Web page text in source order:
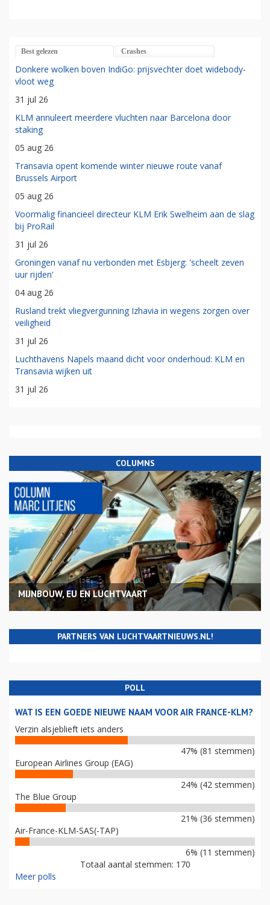
Best gelezen Crashes
Donkere wolken boven IndiGo: prijsvechter doet widebody-
vloot weg
31 jul 26
KLM annuleert meerdere vluchten naar Barcelona door
staking
05 aug 26
Transavia opent komende winter nieuwe route vanaf
Brussels Airport
05 aug 26
Voormalig financieel directeur KLM Erik Swelheim aan de slag
bij ProRail
31 jul 26
Groningen vanaf nu verbonden met Esbjerg: 'scheelt zeven
uur rijden'
04 aug 26
Rusland trekt vliegvergunning Izhavia in wegens zorgen over
veiligheid
31 jul 26
Luchthavens Napels maand dicht voor onderhoud: KLM en
Transavia wijken uit
31 jul 26
COLUMNS
MIJNBOUW, EU EN LUCHTVAART
PARTNERS VAN LUCHTVAARTNIEUWS.NL!
POLL
WAT IS EEN GOEDE NIEUWE NAAM VOOR AIR FRANCE-KLM?
Verzin alsjeblieft iets anders
47% (81 stemmen)
European Airlines Group (EAG)
24% (42 stemmen)
The Blue Group
21% (36 stemmen)
Air-France-KLM-SAS(-TAP)
6% (11 stemmen)
Totaal aantal stemmen: 170
Meer polls